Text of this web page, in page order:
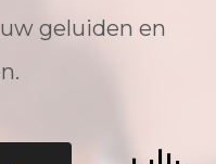
geluiden en